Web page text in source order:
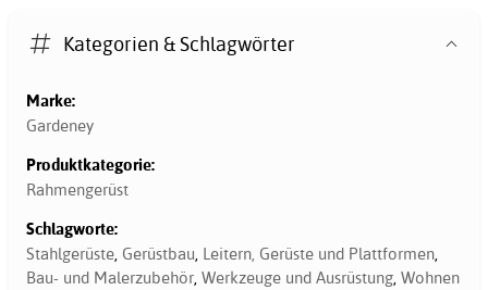
Kategorien & Schlagwörter
Marke:
Gardeney
Produktkategorie:
Rahmengerüst
Schlagworte:
Stahlgerüste, Gerüstbau, Leitern, Gerüste und Plattformen,
Bau- und Malerzubehör, Werkzeuge und Ausrüstung, Wohnen